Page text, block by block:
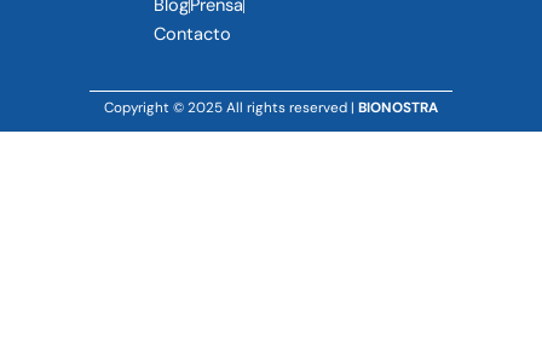
BlogPrensa
Contacto
Copyright © 2025 All rights reserved | BIONOSTRA